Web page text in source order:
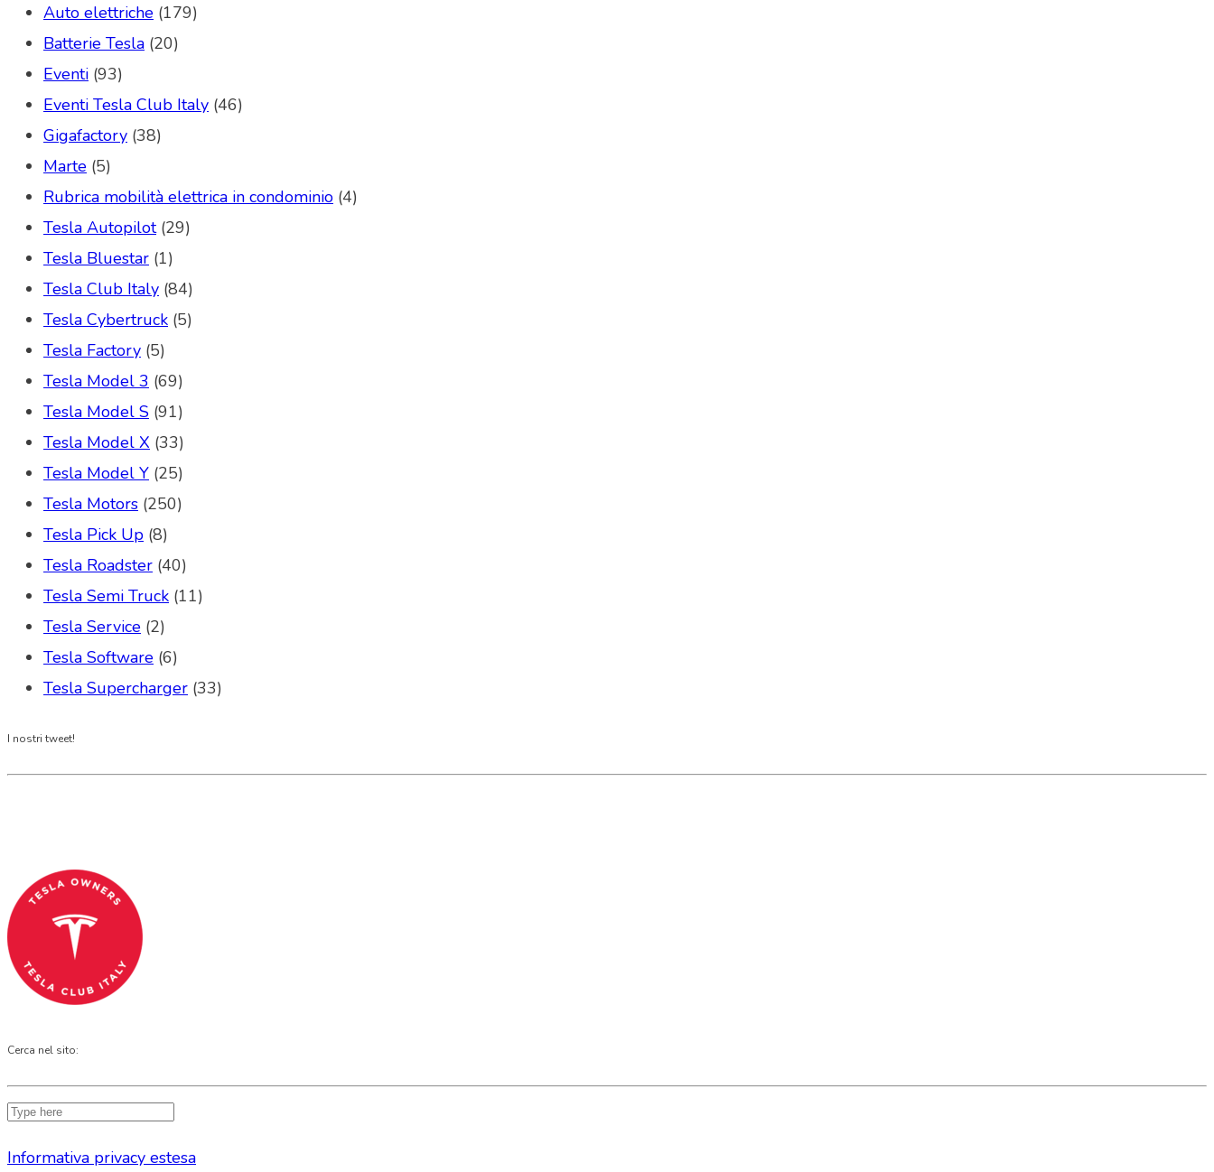
Auto elettriche (179)
Batterie Tesla (20)
Eventi (93)
Eventi Tesla Club Italy (46)
Gigafactory (38)
Marte (5)
Rubrica mobilità elettrica in condominio (4)
Tesla Autopilot(29)
Tesla Bluestar (1)
Tesla Club Italy (84)
Tesla Cybertruck (5)
Tesla Factory (5)
Tesla Model 3 (69)
Tesla Model S (91)
Tesla Model X (33)
Tesla Model Y (25)
Tesla Motors (250)
Tesla Pick Up (8)
Tesla Roadster (40)
Tesla Semi Truck (11)
Tesla Service (2)
Tesla Software (6)
Tesla Supercharger (33)
I nostri tweet!
Cerca nel sito:
Informativa privacy estesa